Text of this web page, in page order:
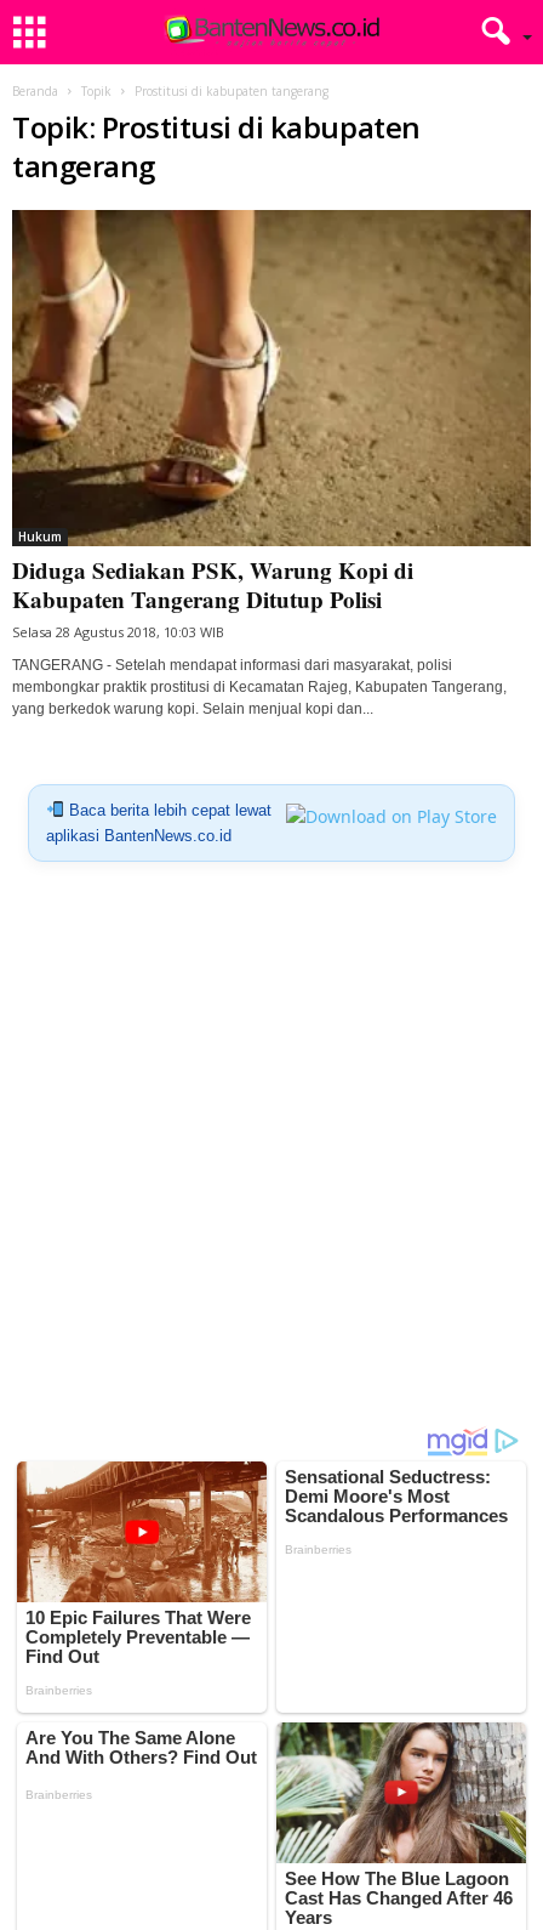
Beranda Topik Prostitusi di kabupaten tangerang
Topik: Prostitusi di kabupaten
tangerang
Hukum
Diduga Sediakan PSK, Warung Kopi di
Kabupaten Tangerang Ditutup Polisi
Selasa 28 Agustus 2018, 10:03 WIB
TANGERANG - Setelah mendapat informasi dari masyarakat, polisi
membongkar praktik prostitusi di Kecamatan Rajeg, Kabupaten Tangerang,
yang berkedok warung kopi. Selain menjual kopi dan...
Baca berita lebih cepat lewat
aplikasi BantenNews.co.id